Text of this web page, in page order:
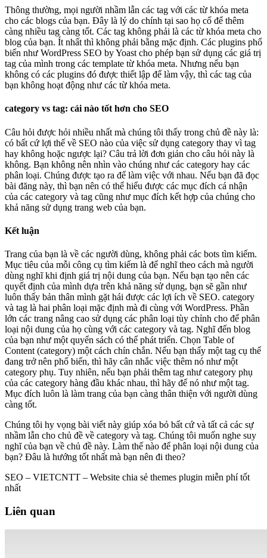
Thông thường, mọi người nhầm lẫn các tag với các từ khóa meta
cho các blogs của bạn. Đây là lý do chính tại sao họ cố để thêm
càng nhiều tag càng tốt. Các tag không phải là các từ khóa meta cho
blog của bạn. Ít nhất thì không phải bằng mặc định. Các plugins phổ
biến như WordPress SEO by Yoast cho phép bạn sử dụng các giá trị
tag của mình trong các template từ khóa meta. Nhưng nếu bạn
không có các plugins đó được thiết lập để làm vậy, thì các tag của
bạn không hoạt động như các từ khóa meta.
category vs tag: cái nào tốt hơn cho SEO
Câu hỏi được hỏi nhiều nhất mà chúng tôi thấy trong chủ đề này là:
có bất cứ lợi thế về SEO nào của việc sử dụng category thay vì tag
hay không hoặc ngược lại? Câu trả lời đơn giản cho câu hỏi này là
không. Bạn không nên nhìn vào chúng như các category hay các
phân loại. Chúng được tạo ra để làm việc với nhau. Nếu bạn đã đọc
bài đăng này, thì bạn nên có thể hiểu được các mục đích cá nhận
của các category và tag cũng như mục đích kết hợp của chúng cho
khả năng sử dụng trang web của bạn.
Kết luận
Trang của bạn là về các người dùng, không phải các bots tìm kiếm.
Mục tiêu của mỗi công cụ tìm kiếm là để nghĩ theo cách mà người
dùng nghĩ khi định giá trị nội dung của bạn. Nếu bạn tạo nên các
quyết định của mình dựa trên khả năng sử dụng, bạn sẽ gần như
luôn thấy bản thân mình gặt hái được các lợi ích về SEO. category
và tag là hai phân loại mặc định mà đi cùng với WordPress. Phần
lớn các trang nâng cao sử dụng các phân loại tùy chỉnh cho để phân
loại nội dung của họ cùng với các category và tag. Nghĩ đến blog
của bạn như một quyển sách có thể phát triển. Chọn Table of
Content (category) một cách chín chắn. Nếu bạn thấy một tag cụ thể
đang trở nên phổ biến, thì hãy cân nhắc việc thêm nó như một
category phụ. Tuy nhiên, nếu bạn phải thêm tag như category phụ
của các category hàng đầu khác nhau, thì hãy để nó như một tag.
Mục đích luôn là làm trang của bạn càng thân thiện với người dùng
càng tốt.
Chúng tôi hy vọng bài viết này giúp xóa bỏ bất cứ và tất cả các sự
nhầm lẫn cho chủ đề về category và tag. Chúng tôi muốn nghe suy
nghĩ của bạn về chủ đề này. Làm thế nào để phân loại nội dung của
bạn? Đâu là hướng tốt nhất mà bạn nên đi theo?
SEO – VIETCNTT – Website chia sẻ themes plugin miễn phí tốt
nhất
Liên quan